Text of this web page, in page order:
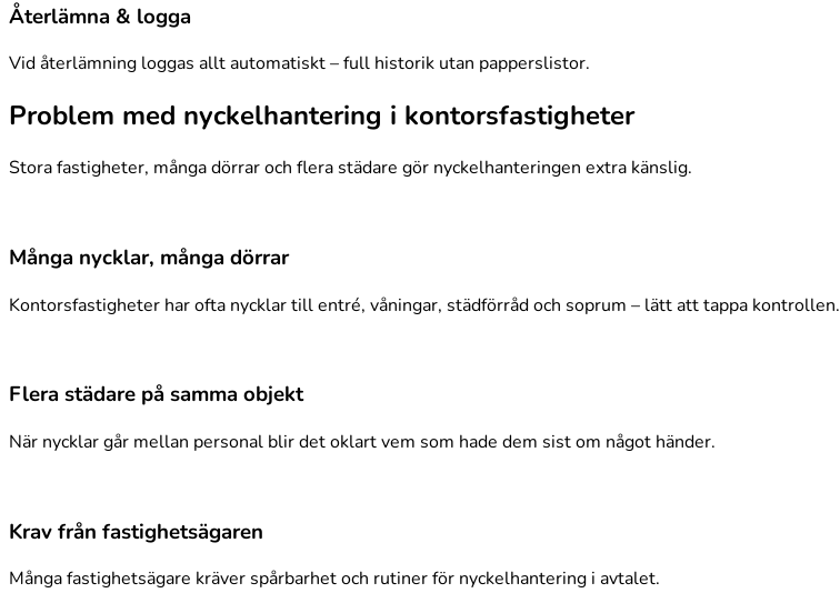
Återlämna & logga
Vid återlämning loggas allt automatiskt – full historik utan papperslistor.
Problem med nyckelhantering i kontorsfastigheter
Stora fastigheter, många dörrar och flera städare gör nyckelhanteringen extra känslig.
Många nycklar, många dörrar
Kontorsfastigheter har ofta nycklar till entré, våningar, städförråd och soprum – lätt att tappa kontrollen.
Flera städare på samma objekt
När nycklar går mellan personal blir det oklart vem som hade dem sist om något händer.
Krav från fastighetsägaren
Många fastighetsägare kräver spårbarhet och rutiner för nyckelhantering i avtalet.